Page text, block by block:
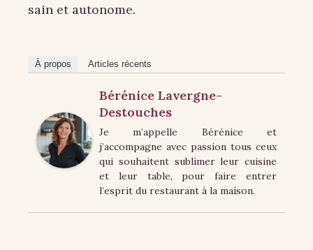
sain et autonome.
À propos Articles récents
Bérénice Lavergne-
Destouches
Je m’appelle Bérénice et
j’accompagne avec passion tous ceux
qui souhaitent sublimer leur cuisine
et leur table, pour faire entrer
l’esprit du restaurant à la maison.